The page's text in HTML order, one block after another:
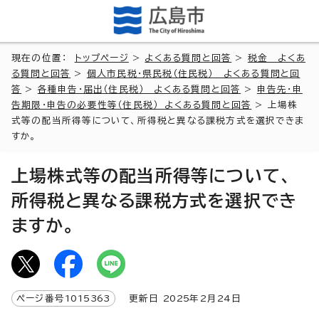
現在の位置： トップページ > よくある質問と回答 > 税金 よくあ
る質問と回答
> 個人市民税・県民税（住民税） よくある質問と回
答
> 各種申告・届出（住民税） よくある質問と回答 > 申告先・申
告期限・申告の必要性等（住民税） よくある質問と回答
> 上場株
式等の配当所得等について、所得税と異なる課税方式を選択できま
すか。
上場株式等の配当所得等について、
所得税と異なる課税方式を選択でき
ますか。
ページ番号 1015363 更新日 2025年2月 24 日